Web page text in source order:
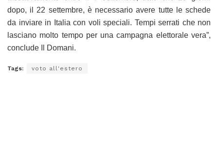
dopo, il 22 settembre, è necessario avere tutte le schede
da inviare in Italia con voli speciali. Tempi serrati che non
lasciano molto tempo per una campagna elettorale vera”,
conclude Il Domani.
Tags: voto all'estero